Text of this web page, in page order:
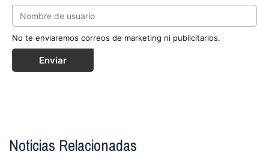
No te enviaremos correos de marketing ni publicitarios.
Enviar
Noticias Relacionadas